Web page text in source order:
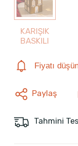
KARIŞIK
BASKILI
Fiyatı
Paylaş
Tahmini